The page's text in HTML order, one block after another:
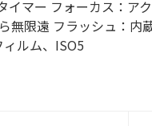
イマー フォーカス：ア
無限遠 フラッシュ：内
ルム、ISO5